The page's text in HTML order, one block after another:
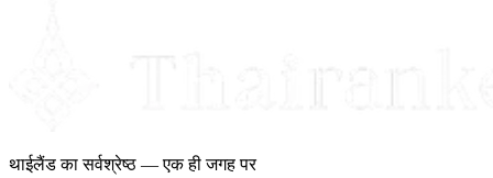
थाईलैंड का सर्वश्रेष्ठ — एक ही जगह पर